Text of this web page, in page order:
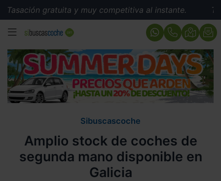
gratuita y muy competitiva al instante. Tasación
MENÚ
Sibuscascoche
Amplio stock de coches de
segunda mano disponible en
Galicia